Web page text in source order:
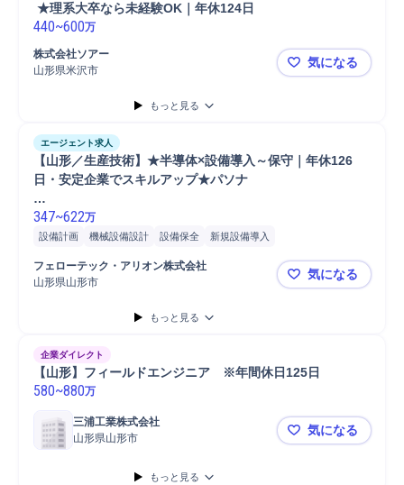
★理系大卒なら未経験OK｜年休124日
440~600万
株式会社ソアー
山形県米沢市
【山形×生
気になる
もっと見る
エージェント求人
【山形／生産技術】★半導体×設備導入～保守｜年休126
日・安定企業でスキルアップ★パソナ
347~622万
設備計画 機械設備設計 設備保全 新規設備導入
フェローテック・アリオン株式会社
山形県山形市
【山形／生
気になる
もっと見る
企業ダイレクト
【山形】フィールドエンジニア　※年間休日125日
580~880万
三浦工業株式会社
山形県山形市
【山形】フ
気になる
もっと見る